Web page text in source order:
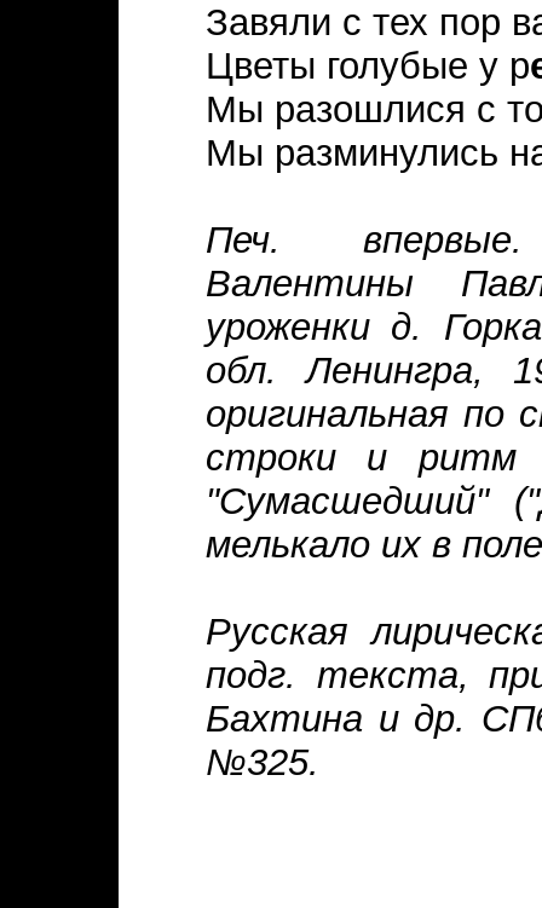
Завяли с тех пор
Цветы голубые у р
Мы разошлися с
Мы разминулись
Печ. впервые.
Валентины
уроженки д.
обл. Ленингра,
оригинальная по
строки и ритм
"Сумасшедший"
мелькало их в
Русская
подг. текста,
Бахтина и др.
№325.